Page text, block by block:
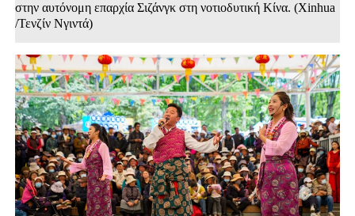
στην αυτόνομη επαρχία Σιζάνγκ στη νοτιοδυτική Κίνα. (Xinhua
/Τενζίν Νγιντά)